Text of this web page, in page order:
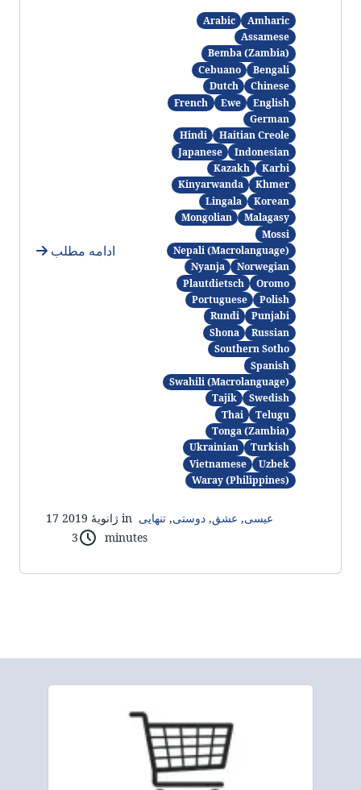
Amharic
Arabic
Assamese
Bemba (Zambia)
Bengali
Cebuano
Chinese
Dutch
English
Ewe
French
German
Haitian Creole
Hindi
Indonesian
Japanese
Karbi
Kazakh
Khmer
Kinyarwanda
Korean
Lingala
Malagasy
Mongolian
Mossi
Nepali (Macrolanguage)
Norwegian
Nyanja
Oromo
Plautdietsch
Polish
Portuguese
Punjabi
Rundi
Russian
Shona
Southern Sotho
Spanish
Swahili (Macrolanguage)
Swedish
Tajik
Telugu
Thai
Tonga (Zambia)
Turkish
Ukrainian
Uzbek
Vietnamese
Waray (Philippines)
ادامه مطلب
17 ژانویهٔ 2019 in عیسی, عشق, دوستی, تنهایی
3 minutes